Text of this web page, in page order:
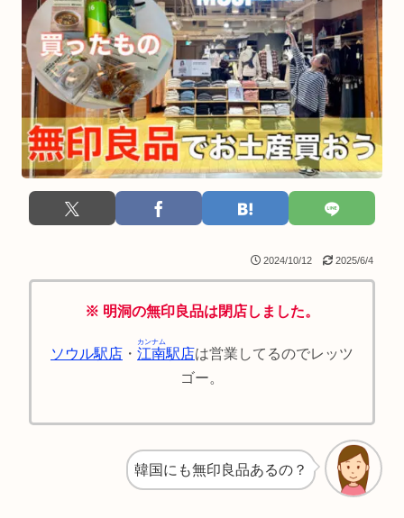
2024/10/12 2025/6/4
※ 明洞の無印良品は閉店しました。
ソウル駅店 ・ 江南
カンナム
駅店は営業してるのでレッツ
ゴー。
韓国にも無印良品あるの？